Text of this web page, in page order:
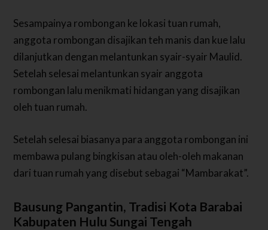
Sesampainya rombongan ke lokasi tuan rumah,
anggota rombongan disajikan teh manis dan kue lalu
dilanjutkan dengan melantunkan syair-syair Maulid.
Setelah selesai melantunkan syair anggota
rombongan lalu menikmati hidangan yang disajikan
oleh tuan rumah.
Setelah selesai biasanya para anggota rombongan ini
membawa pulang bingkisan atau oleh-oleh makanan
dari tuan rumah yang disebut sebagai “Mambarakat”.
Bausung Pangantin, Tradisi Kota Barabai
Kabupaten Hulu Sungai Tengah